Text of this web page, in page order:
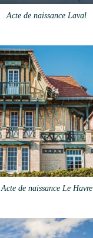
Acte de naissance Laval
Acte de naissance Le Havre